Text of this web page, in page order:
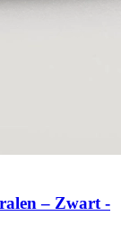
– Zwart -